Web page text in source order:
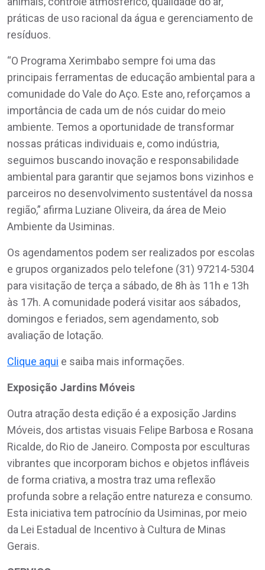
práticas de uso racional da água e gerenciamento de
resíduos.
“O Programa Xerimbabo sempre foi uma das
principais ferramentas de educação ambiental para a
comunidade do Vale do Aço. Este ano, reforçamos a
importância de cada um de nós cuidar do meio
ambiente. Temos a oportunidade de transformar
nossas práticas individuais e, como indústria,
seguimos buscando inovação e responsabilidade
ambiental para garantir que sejamos bons vizinhos e
parceiros no desenvolvimento sustentável da nossa
região,” afirma Luziane Oliveira, da área de Meio
Ambiente da Usiminas.
Os agendamentos podem ser realizados por escolas
e grupos organizados pelo telefone (31) 97214-5304
para visitação de terça a sábado, de 8h às 11h e 13h
às 17h. A comunidade poderá visitar aos sábados,
domingos e feriados, sem agendamento, sob
avaliação de lotação.
Clique aqui e saiba mais informações.
Exposição Jardins Móveis
Outra atração desta edição é a exposição Jardins
Móveis, dos artistas visuais Felipe Barbosa e Rosana
Ricalde, do Rio de Janeiro. Composta por esculturas
vibrantes que incorporam bichos e objetos infláveis
de forma criativa, a mostra traz uma reflexão
profunda sobre a relação entre natureza e consumo.
Esta iniciativa tem patrocínio da Usiminas, por meio
da Lei Estadual de Incentivo à Cultura de Minas
Gerais.